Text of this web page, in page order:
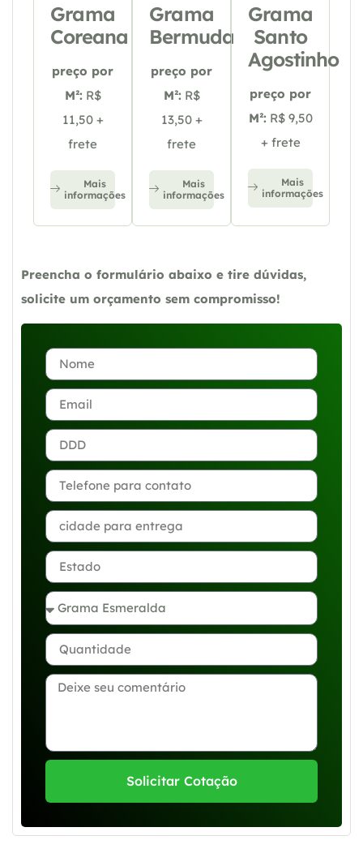
Grama
Coreana
preço por
M²: R$
11,50 +
frete
Mais
informações
Grama
Bermuda
preço por
M²: R$
13,50 +
frete
Mais
informações
Grama
Santo
Agostinho
preço por
M²: R$ 9,50
+ frete
Mais
informações
Preencha o formulário abaixo e tire dúvidas,
solicite um orçamento sem compromisso!
Solicitar Cotação